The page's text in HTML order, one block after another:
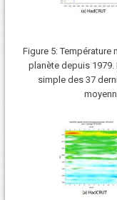
Figure 5: Température
planète depuis
simple des 37